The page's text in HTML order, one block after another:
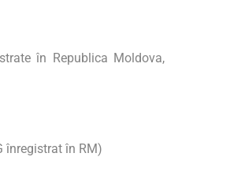
în Republica Moldova,
înregistrat în RM)